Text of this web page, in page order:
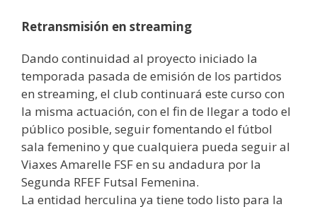
Retransmisión en streaming
Dando continuidad al proyecto iniciado la
temporada pasada de emisión de los partidos
en streaming, el club continuará este curso con
la misma actuación, con el fin de llegar a todo el
público posible, seguir fomentando el fútbol
sala femenino y que cualquiera pueda seguir al
Viaxes Amarelle FSF en su andadura por la
Segunda RFEF Futsal Femenina.
La entidad herculina ya tiene todo listo para la